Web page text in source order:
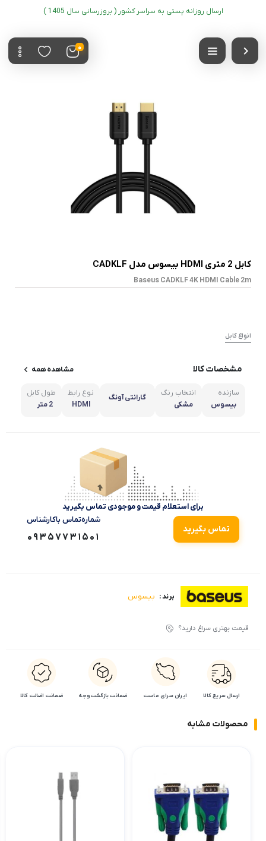
ارسال روزانه پستی به سراسر کشور ( بروزرسانی سال 1405 )
0
کابل 2 متری HDMI بیسوس مدل CADKLF
Baseus CADKLF 4K HDMI Cable 2m
انواع کابل
مشخصات کالا مشاهده همه
سازنده
بیسوس
انتخاب رنگ
مشکی
گارانتی آونگ
نوع رابط
HDMI
طول کابل
2 متر
برای استعلام قیمت و موجودی تماس بگیرید
تماس بگیرید
شماره‌تماس‌ با‌کارشناس
09357731501
برند : بیسوس
قیمت بهتری سراغ دارید؟
ارسال سریع کالا ایران سرای ماست ضمانت بازگشت وجه ضمانت اضالت کالا
محصولات مشابه